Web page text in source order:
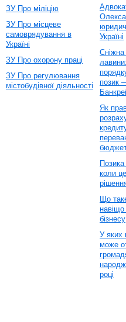
ЗУ Про міліцію
ЗУ Про місцеве
самоврядування в
Україні
ЗУ Про охорону праці
ЗУ Про регулювання
містобудівної діяльності
Україні
позик
Як
коли
Що
навіщо
бізнесу
У яких
може
році